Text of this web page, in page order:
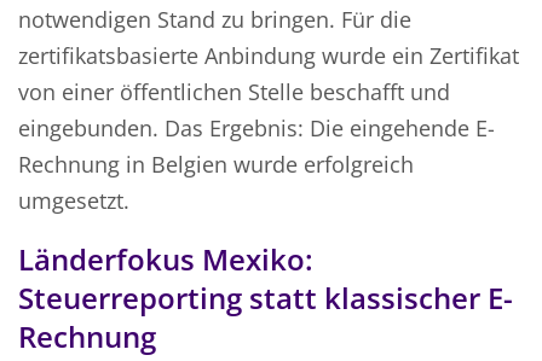
notwendigen Stand zu bringen. Für die
zertifikatsbasierte Anbindung wurde ein Zertifikat
von einer öffentlichen Stelle beschafft und
eingebunden. Das Ergebnis: Die eingehende E-
Rechnung in Belgien wurde erfolgreich
umgesetzt.
Länderfokus Mexiko:
Steuerreporting statt klassischer E-
Rechnung